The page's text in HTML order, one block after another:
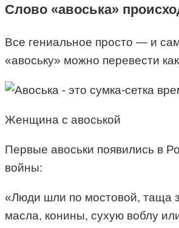
Слово «авоська»
Все гениальное просто — и
«авоську» можно перевести
Женщина с авоськой
Первые авоськи появились в
войны:
«Люди шли по мостовой, таща
масла, конины, сухую воблу